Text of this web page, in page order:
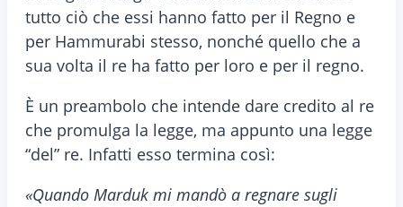
tutto ciò che essi hanno fatto per il Regno e
per Hammurabi stesso, nonché quello che a
sua volta il re ha fatto per loro e per il regno.
È un preambolo che intende dare credito al re
che promulga la legge, ma appunto una legge
“del” re. Infatti esso termina così:
«Quando Marduk mi mandò a regnare sugli